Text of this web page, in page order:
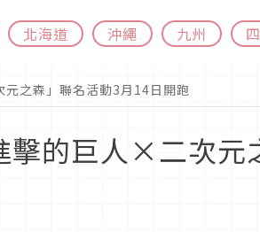
北海道 沖繩 九州
之森」聯名活動3月14日開跑
的巨人×二次元